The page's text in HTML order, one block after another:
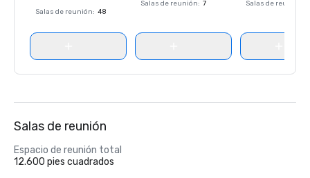
Salas de reunión: 48
Salas de reunión: 7 Salas de reunión
Salas de reunión
Espacio de reunión total
12.600 pies cuadrados